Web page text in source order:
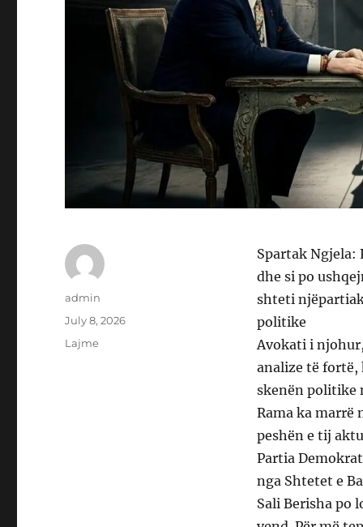
Spartak Ngjela:
dhe si po
shteti
politike
Avokati i
analize të fortë,
skenën politike
Rama ka marrë
peshën e tij
Partia
nga Shtetet e
Sali Berisha po
Author
admin
Posted
July 8, 2026
Categories
Lajme